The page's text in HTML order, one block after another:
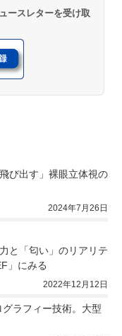
ースレターを受け取
び出す」裸眼立体視の
2024年7月26日
と「匂い」のリアリテ
」にみる
2022年12月12日
ラフィー技術。大型